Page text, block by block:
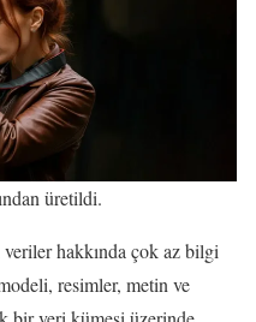
üretildi.
hakkında çok az bilgi
resimler, metin ve